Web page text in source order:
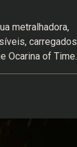
metralhadora,
carregados
Ocarina of Time.